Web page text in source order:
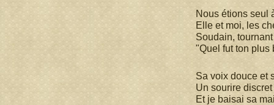
Nous étions seul
Elle et moi, les
Soudain,
"Quel fut ton plus
Sa voix douce et
Un sourire
Et je baisai sa